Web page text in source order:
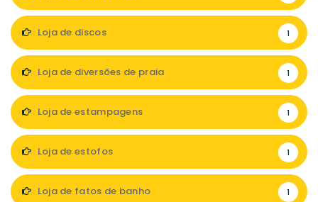
Loja de discos 1
Loja de diversões de praia 1
Loja de estampagens 1
Loja de estofos 1
Loja de fatos de banho 1